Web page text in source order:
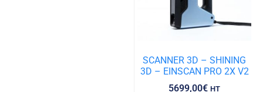
SCANNER 3D – SHINING
3D – EINSCAN PRO 2X V2
5699,00€ HT